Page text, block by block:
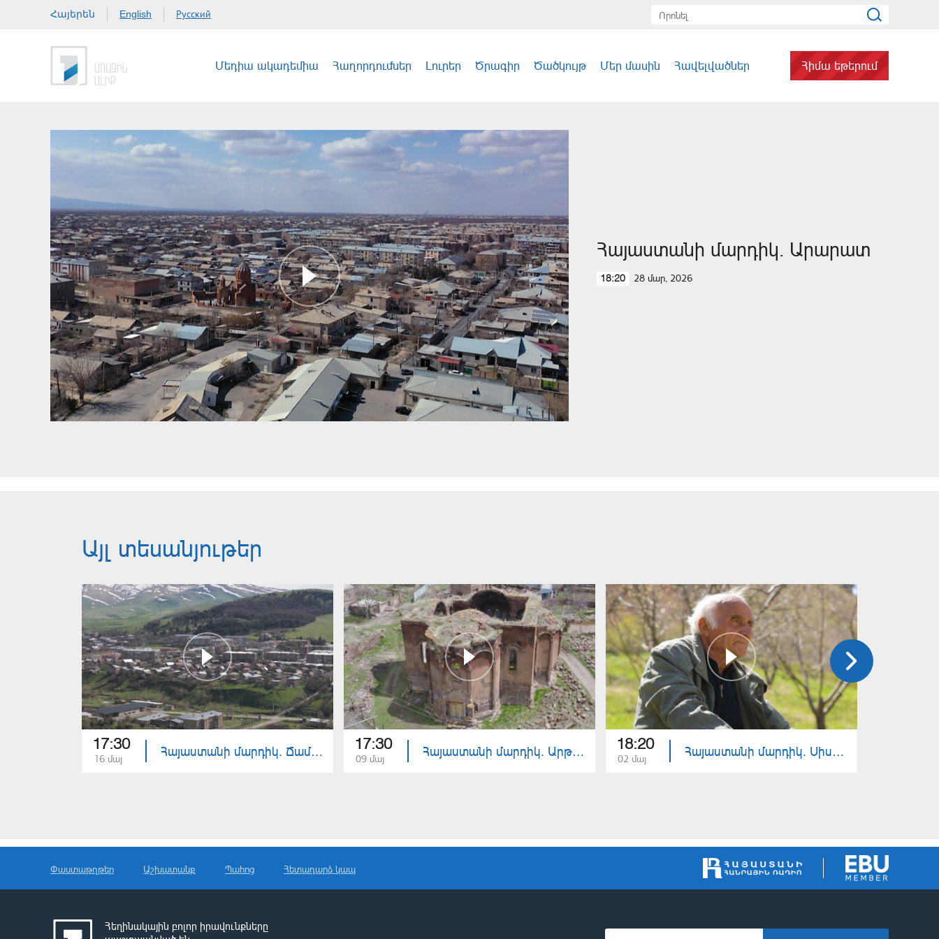
Հայերեն English Русский
Մեդիա ակադեմիա Հաղորդումներ Լուրեր Ծրագիր Ծածկույթ Մեր մասին Հավելվածներ Հիմա եթերում
Հայաստանի մարդիկ. Արարատ
18:20 28 մար, 2026
Այլ տեսանյութեր
17:30
16 մայ Հայաստանի մարդիկ. Ճամբարակ 17:30
09 մայ Հայաստանի մարդիկ. Արթիկ 18:20
02 մայ Հայաստանի մարդիկ. Սիսիան
Փաստաթղթեր Աշխատանք Պահոց Հետադարձ կապ
Հեղինակային բոլոր իրավունքները